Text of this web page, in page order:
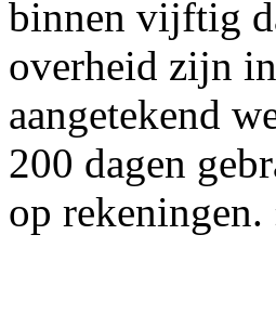
binnen vijftig
overheid zijn
aangetekend
200 dagen
op rekeningen.